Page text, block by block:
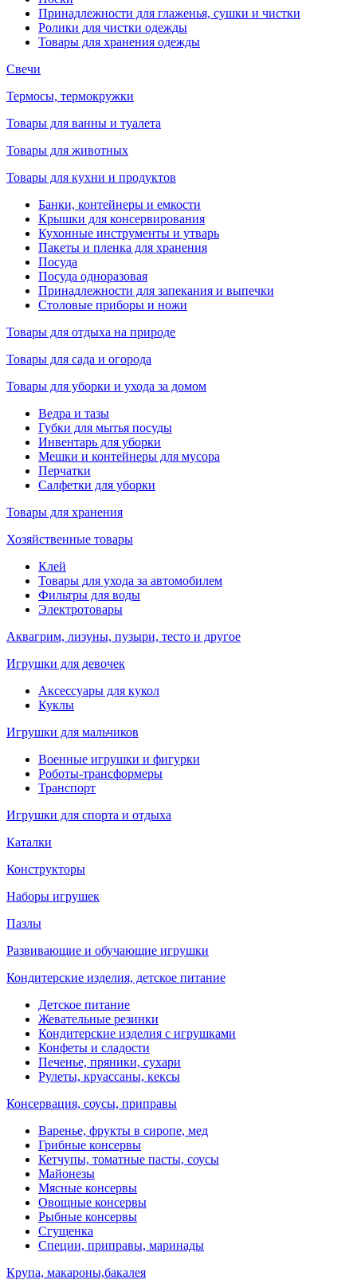
Принадлежности для глаженья, сушки и чистки
Ролики для чистки одежды
Товары для хранения одежды
Свечи
Термосы, термокружки
Товары для ванны и туалета
Товары для животных
Товары для кухни и продуктов
Банки, контейнеры и емкости
Крышки для консервирования
Кухонные инструменты и утварь
Пакеты и пленка для хранения
Посуда
Посуда одноразовая
Принадлежности для запекания и выпечки
Столовые приборы и ножи
Товары для отдыха на природе
Товары для сада и огорода
Товары для уборки и ухода за домом
Ведра и тазы
Губки для мытья посуды
Инвентарь для уборки
Мешки и контейнеры для мусора
Перчатки
Салфетки для уборки
Товары для хранения
Хозяйственные товары
Клей
Товары для ухода за автомобилем
Фильтры для воды
Электротовары
Аквагрим, лизуны, пузыри, тесто и другое
Игрушки для девочек
Аксессуары для кукол
Куклы
Игрушки для мальчиков
Военные игрушки и фигурки
Роботы-трансформеры
Транспорт
Игрушки для спорта и отдыха
Каталки
Конструкторы
Наборы игрушек
Пазлы
Развивающие и обучающие игрушки
Кондитерские изделия, детское питание
Детское питание
Жевательные резинки
Кондитерские изделия с игрушками
Конфеты и сладости
Печенье, пряники, сухари
Рулеты, круассаны, кексы
Консервация, соусы, приправы
Варенье, фрукты в сиропе, мед
Грибные консервы
Кетчупы, томатные пасты, соусы
Майонезы
Мясные консервы
Овощные консервы
Рыбные консервы
Сгущенка
Специи, приправы, маринады
Крупа, макароны,бакалея